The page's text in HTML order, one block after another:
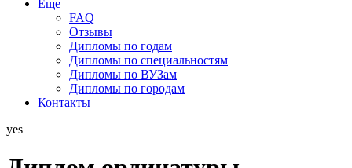
Еще
FAQ
Отзывы
Дипломы по годам
Дипломы по специальностям
Дипломы по ВУЗам
Дипломы по городам
Контакты
yes